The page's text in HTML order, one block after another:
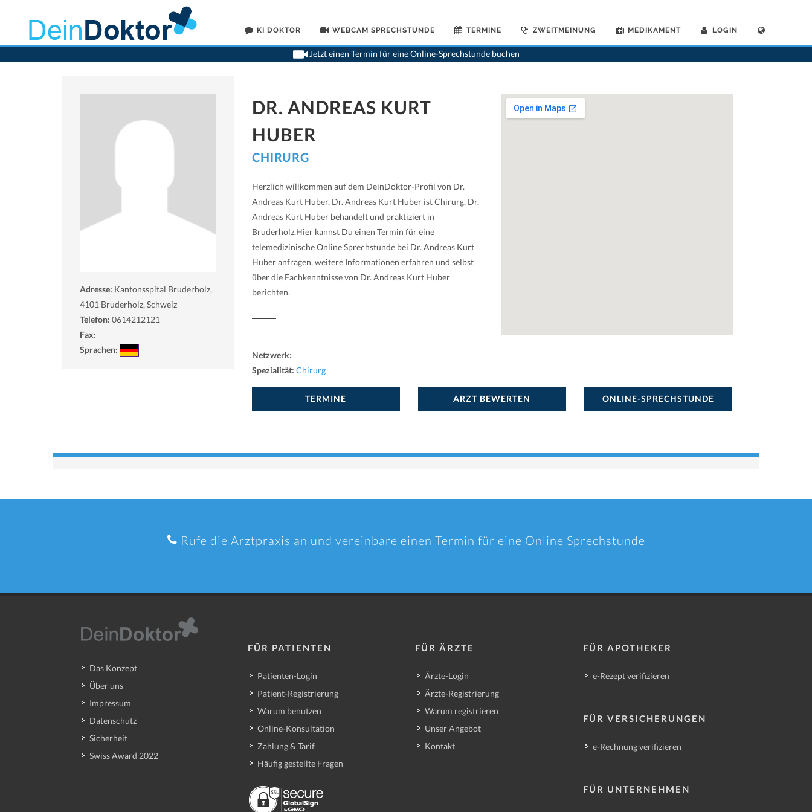
KI DOKTOR WEBCAM SPRECHSTUNDE TERMINE ZWEITMEINUNG MEDIKAMENT LOGIN
Jetzt einen Termin für eine Online-Sprechstunde buchen
>Chirurgen>Bruderholz>Dr. Andreas Kurt Huber
Adresse: Kantonsspital Bruderholz,
4101 Bruderholz, Schweiz
Telefon: 0614212121
Fax:
Sprachen:
DR. ANDREAS KURT
HUBER
CHIRURG
Herzlich willkommen auf dem DeinDoktor-Profil von Dr.
Andreas Kurt Huber. Dr. Andreas Kurt Huber ist Chirurg. Dr.
Andreas Kurt Huber behandelt und praktiziert in
Bruderholz.Hier kannst Du einen Termin für eine
telemedizinische Online Sprechstunde bei Dr. Andreas Kurt
Huber anfragen, weitere Informationen erfahren und selbst
über die Fachkenntnisse von Dr. Andreas Kurt Huber
berichten.
Netzwerk:
Spezialität: Chirurg
TERMINE ARZT BEWERTEN ONLINE-SPRECHSTUNDE
Rufe die Arztpraxis an und vereinbare einen Termin für eine Online Sprechstunde
Das Konzept
Über uns
Impressum
Datenschutz
Sicherheit
Swiss Award 2022
FÜR PATIENTEN
Patienten-Login
Patient-Registrierung
Warum benutzen
Online-Konsultation
Zahlung & Tarif
Häufig gestellte Fragen
FÜR ÄRZTE
Ärzte-Login
Ärzte-Registrierung
Warum registrieren
Unser Angebot
Kontakt
FÜR APOTHEKER
e-Rezept verifizieren
FÜR VERSICHERUNGEN
e-Rechnung verifizieren
FÜR UNTERNEHMEN